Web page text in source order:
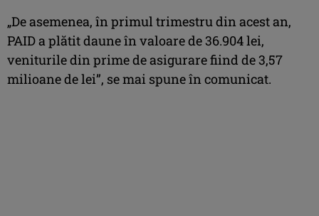
„De asemenea, în primul trimestru din acest an,
PAID a plătit daune în valoare de 36.904 lei,
veniturile din prime de asigurare fiind de 3,57
milioane de lei”, se mai spune în comunicat.